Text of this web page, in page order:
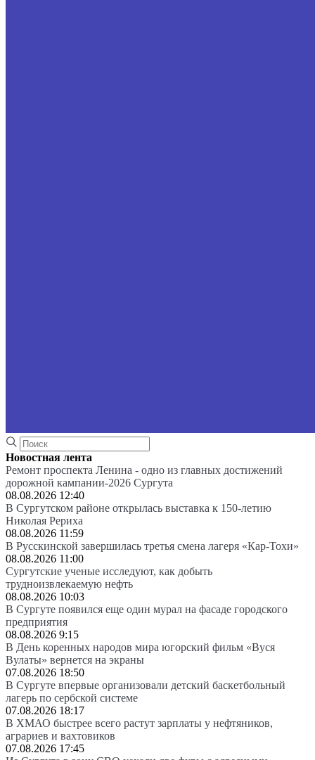
Новостная лента
Ремонт проспекта Ленина - одно из главных достижений
дорожной кампании-2026 Сургута
08.08.2026 12:40
В Сургутском районе открылась выставка к 150-летию
Николая Рериха
08.08.2026 11:59
В Русскинской завершилась третья смена лагеря «Кар-Тохи»
08.08.2026 11:00
Сургутские ученые исследуют, как добыть
трудноизвлекаемую нефть
08.08.2026 10:03
В Сургуте появился еще один мурал на фасаде городского
предприятия
08.08.2026 9:15
В День коренных народов мира югорский фильм «Вуся
Вулаты» вернется на экраны
07.08.2026 18:50
В Сургуте впервые организовали детский баскетбольный
лагерь по сербской системе
07.08.2026 18:17
В ХМАО быстрее всего растут зарплаты у нефтяников,
аграриев и вахтовиков
07.08.2026 17:45